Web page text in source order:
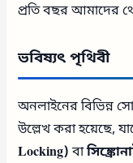
প্রতি বছর আমাদের
ভবিষ্যৎ পৃথিবী
অনলাইনের বিভিন্ন
উল্লেখ করা হয়েছে,
Locking)বা